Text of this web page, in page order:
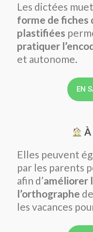
Les dictées
forme de fiches
plastifiées
pratiquer
et autonome.
EN
À
Elles peuvent
par les parents
afin d’améliorer
l’orthographe
les vacances